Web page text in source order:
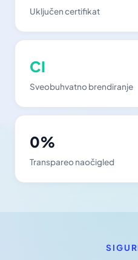
Uključen certifikat
CI
Sveobuhvatno brendiranje
0%
Transpareo naočigled